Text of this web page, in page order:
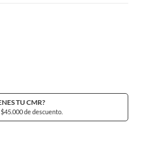
TU CMR?
de descuento.